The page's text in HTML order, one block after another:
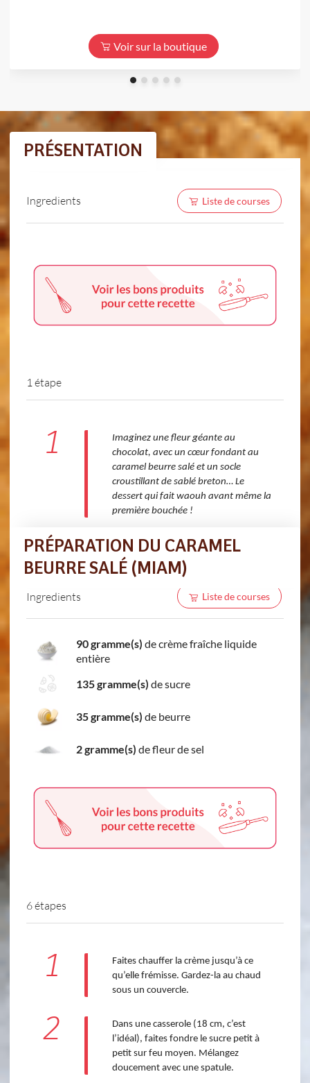
Voir sur la boutique
PRÉSENTATION
Ingredients Liste de courses
1 étape
1
Imaginez une fleur géante au
chocolat, avec un cœur fondant au
caramel beurre salé et un socle
croustillant de sablé breton… Le
dessert qui fait waouh avant même la
première bouchée !
PRÉPARATION DU CARAMEL
BEURRE SALÉ (MIAM)
Ingredients Liste de courses
90 gramme(s) de crème fraîche liquide
entière
135 gramme(s) de sucre
35 gramme(s) de beurre
2 gramme(s) de fleur de sel
6 étapes
1
Faites chauffer la crème jusqu’à ce
qu’elle frémisse. Gardez-la au chaud
sous un couvercle.
2
Dans une casserole (18 cm, c’est
l’idéal), faites fondre le sucre petit à
petit sur feu moyen. Mélangez
doucement avec une spatule.